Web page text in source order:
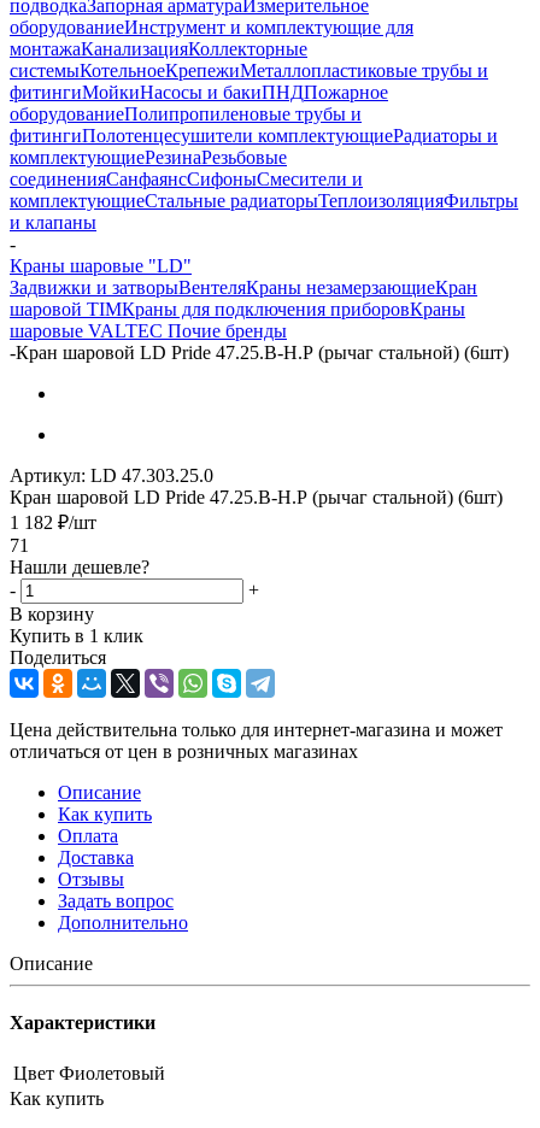
подводкаЗапорная арматураИзмерительное
оборудованиеИнструмент и комплектующие для
монтажаКанализацияКоллекторные
системыКотельноеКрепежиМеталлопластиковые трубы и
фитингиМойкиНасосы и бакиПНДПожарное
оборудованиеПолипропиленовые трубы и
фитингиПолотенцесушители комплектующиеРадиаторы и
комплектующиеРезинаРезьбовые
соединенияСанфаянсСифоныСмесители и
комплектующиеСтальные радиаторыТеплоизоляцияФильтры
и клапаны
-
Краны шаровые "LD"
Задвижки и затворыВентеляКраны незамерзающиеКран
шаровой TIMКраны для подключения приборовКраны
шаровые VALTEC Почие бренды
-Кран шаровой LD Pride 47.25.В-Н.Р (рычаг стальной) (6шт)
Артикул: LD 47.303.25.0
Кран шаровой LD Pride 47.25.В-Н.Р (рычаг стальной) (6шт)
1 182 ₽/шт
71
Нашли дешевле?
-
+
В корзину
Купить в 1 клик
Поделиться
Цена действительна только для интернет-магазина и может
отличаться от цен в розничных магазинах
Описание
Как купить
Оплата
Доставка
Отзывы
Задать вопрос
Дополнительно
Описание
Характеристики
Цвет Фиолетовый
Как купить